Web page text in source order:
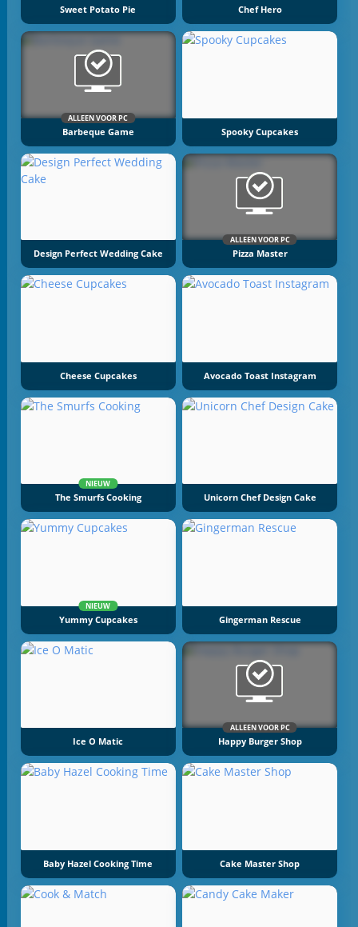
Sweet Potato Pie Chef Hero
ALLEEN VOOR PC
Barbeque Game Spooky Cupcakes
Design Perfect Wedding Cake
ALLEEN VOOR PC
Pizza Master
Cheese Cupcakes Avocado Toast Instagram
NIEUW
The Smurfs Cooking Unicorn Chef Design Cake
NIEUW
Yummy Cupcakes Gingerman Rescue
Ice O Matic
ALLEEN VOOR PC
Happy Burger Shop
Baby Hazel Cooking Time Cake Master Shop